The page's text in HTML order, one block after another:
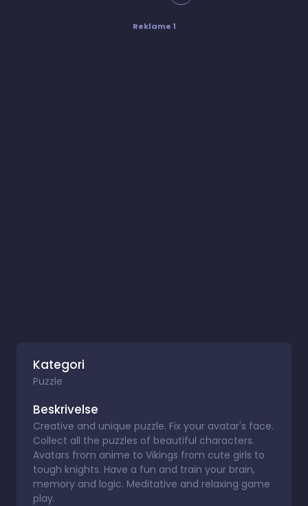
Reklame 1
Kategori
Puzzle
Beskrivelse
Creative and unique puzzle. Fix your avatar's face.
Collect all the puzzles of beautiful characters.
Avatars from anime to Vikings from cute girls to
tough knights. Have a fun and train your brain,
memory and logic. Meditative and relaxing game
play.